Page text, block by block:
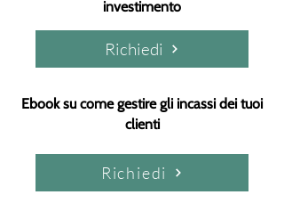
investimento
Richiedi
Ebook su come gestire gli incassi dei tuoi
clienti
Richiedi